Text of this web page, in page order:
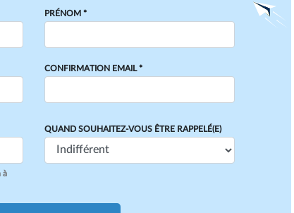
PRÉNOM *
CONFIRMATION EMAIL *
à
QUAND SOUHAITEZ-VOUS ÊTRE RAPPELÉ(E)